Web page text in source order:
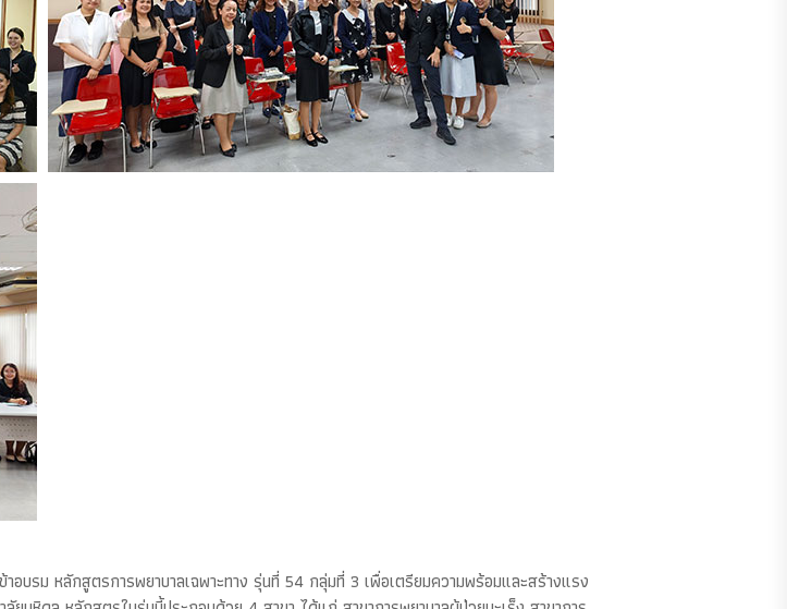
รม หลักสูตรการพยาบาลเฉพาะทาง รุ่นที่ 54 กลุ่มที่ 3 เพื่อเตรียมความพร้อมและสร้างแรง